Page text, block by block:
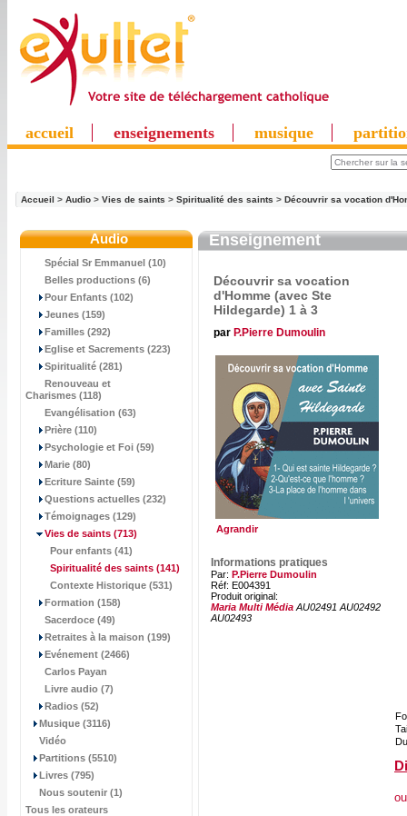
accueil enseignements musique
Accueil > Audio > Vies de saints > Spiritualité des saints > Découvrir sa vocation
Audio
Spécial Sr Emmanuel (10)
Belles productions (6)
Pour Enfants (102)
Jeunes (159)
Familles (292)
Eglise et Sacrements (223)
Spiritualité (281)
Renouveau et
Charismes (118)
Evangélisation (63)
Prière (110)
Psychologie et Foi (59)
Marie (80)
Ecriture Sainte (59)
Questions actuelles (232)
Témoignages (129)
Vies de saints (713)
Pour enfants (41)
Spiritualité des saints (141)
Contexte Historique (531)
Formation (158)
Sacerdoce (49)
Retraites à la maison (199)
Evénement (2466)
Carlos Payan
Livre audio (7)
Radios (52)
Musique (3116)
Vidéo
Partitions (5510)
Livres (795)
Nous soutenir (1)
Tous les orateurs
Enseignement
Découvrir sa vocation
d'Homme (avec Ste
Hildegarde) 1 à 3
par P.Pierre Dumoulin
Agrandir
Informations pratiques
Par: P.Pierre Dumoulin
Réf: E004391
Produit original:
Maria Multi Média AU02491 AU02492
AU02493